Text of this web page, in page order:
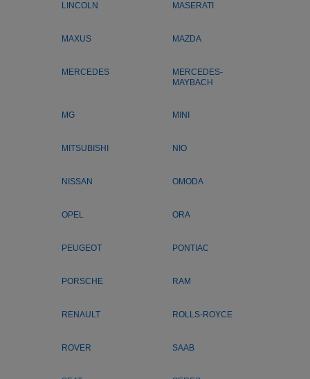
LINCOLN MASERATI
MAXUS MAZDA
MERCEDES
MERCEDES-
MAYBACH
MG MINI
MITSUBISHI NIO
NISSAN OMODA
OPEL ORA
PEUGEOT PONTIAC
PORSCHE RAM
RENAULT ROLLS-ROYCE
ROVER SAAB